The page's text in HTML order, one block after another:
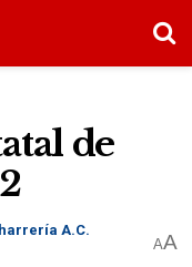
de
A.C.
AA